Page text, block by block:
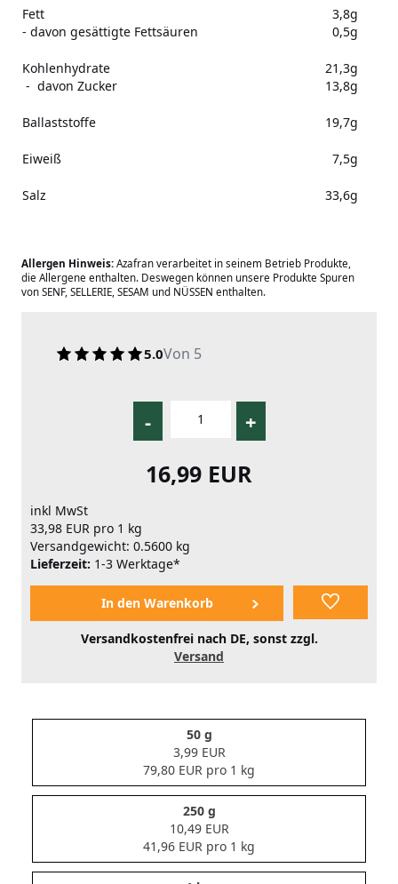
Fett
- davon gesättigte Fettsäuren
3,8g
0,5g
Kohlenhydrate
- davon Zucker
21,3g
13,8g
Ballaststoffe 19,7g
Eiweiß 7,5g
Salz 33,6g
Allergen Hinweis: Azafran verarbeitet in seinem Betrieb Produkte,
die Allergene enthalten. Deswegen können unsere Produkte Spuren
von SENF, SELLERIE, SESAM und NÜSSEN enthalten.
5.0Von 5
- +
16,99 EUR
inkl MwSt
33,98 EUR pro 1 kg
Versandgewicht: 0.5600 kg
Lieferzeit: 1-3 Werktage*
Versandkostenfrei nach DE, sonst zzgl.
Versand
50 g
3,99 EUR
79,80 EUR pro 1 kg
250 g
10,49 EUR
41,96 EUR pro 1 kg